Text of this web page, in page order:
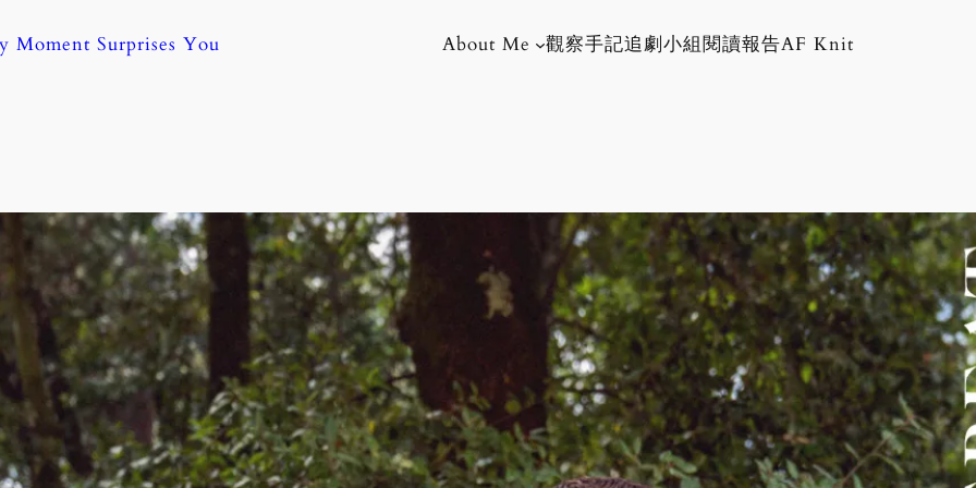
Moment Surprises You About Me 觀察手記追劇小組閱讀報告AF Knit